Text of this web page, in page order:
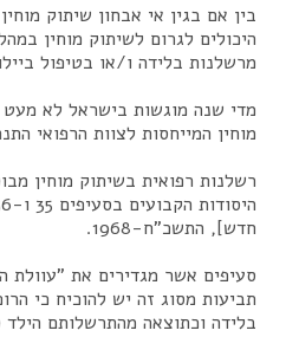
בין אם בגין אי אבחון שיתוק
היכולים לגרום לשיתוק מוחין
מרשלנות בלידה ו/או בטיפול
מדי שנה מוגשות בישראל לא מעט
מוחין המייחסות לצוות הרפואי
רשלנות רפואית בשיתוק מוחין
חדש], התשכ"ח-1968.
סעיפים אשר מגדירים את
תביעות מסוג זה יש להוכיח כי
בלידה וכתוצאה מהתרשלותם הילד